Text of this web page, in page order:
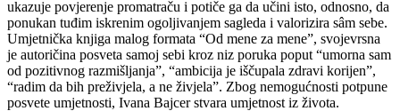
ukazuje povjerenje promatraču i potiče ga da učini isto, odnosno, da
ponukan tuđim iskrenim ogoljivanjem sagleda i valorizira sâm sebe.
Umjetnička knjiga malog formata “Od mene za mene”, svojevrsna
je autoričina posveta samoj sebi kroz niz poruka poput “umorna sam
od pozitivnog razmišljanja”, “ambicija je iščupala zdravi korijen”,
“radim da bih preživjela, a ne živjela”. Zbog nemogućnosti potpune
posvete umjetnosti, Ivana Bajcer stvara umjetnost iz života.